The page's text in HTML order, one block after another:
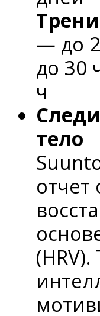
— до
до 30
ч
тело
отчет